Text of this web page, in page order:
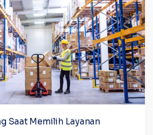
Saat Memilih Layanan